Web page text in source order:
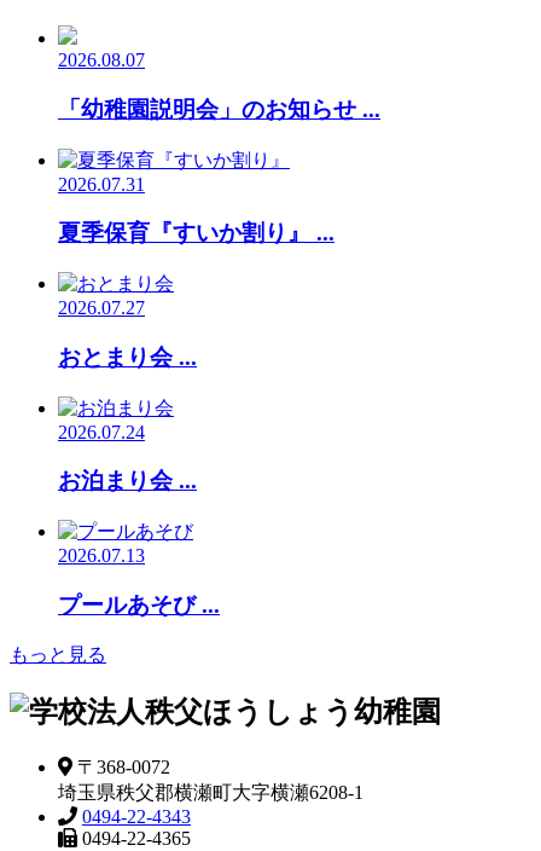
2026.08.07
「幼稚園説明会」のお知らせ ...
2026.07.31
夏季保育『すいか割り』 ...
2026.07.27
おとまり会 ...
2026.07.24
お泊まり会 ...
2026.07.13
プールあそび ...
もっと見る
〒368-0072
埼玉県秩父郡横瀬町大字横瀬6208-1
0494-22-4343
0494-22-4365